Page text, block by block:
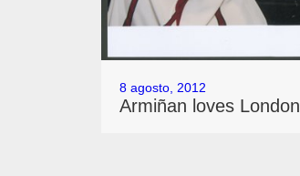
8 agosto, 2012
Armiñan loves London